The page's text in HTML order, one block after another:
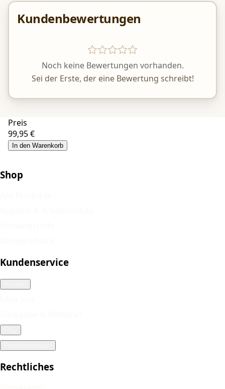
Kundenbewertungen
Noch keine Bewertungen vorhanden.
Sei der Erste, der eine Bewertung schreibt!
Preis
99,95 €
In den Warenkorb
Shop
Kundenservice
Rechtliches